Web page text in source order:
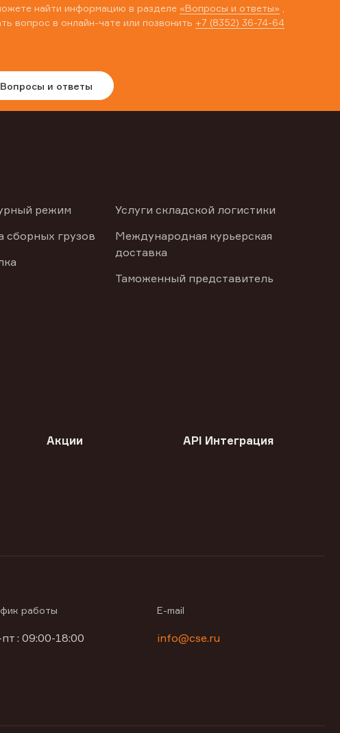
найти информацию в разделе «Вопросы и ответы»
вопрос в онлайн-чате или позвонить +7 (8352) 36-74-64
Вопросы и ответы
режим
сборных грузов
Услуги складской логистики
Международная курьерская
доставка
Таможенный представитель
Акции API Интеграция
работы
: 09:00-18:00
E-mail
info@cse.ru